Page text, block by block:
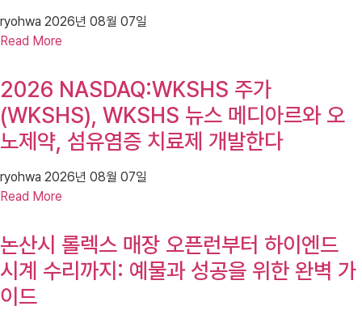
ryohwa 2026년 08월 07일
Read More
2026 NASDAQ:WKSHS 주가
(WKSHS), WKSHS 뉴스 메디아르와 오
노제약, 섬유염증 치료제 개발한다
ryohwa 2026년 08월 07일
Read More
논산시 롤렉스 매장 오픈런부터 하이엔드
시계 수리까지: 예물과 성공을 위한 완벽 가
이드